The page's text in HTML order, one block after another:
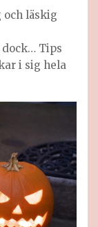
och läskig
Tips
i sig hela